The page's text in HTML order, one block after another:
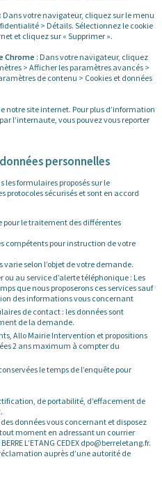
: Dans votre navigateur, cliquez sur le menu
> Détails. Sélectionnez le cookie
et cliquez sur « Supprimer ».
Chrome : Dans votre navigateur, cliquez
> Afficher les paramètres avancés >
de contenu > Cookies et données
notre site internet. Pour plus d’information
l’internaute, vous pouvez vous reporter
personnelles
les formulaires proposés sur le
protocoles sécurisés et sont en accord
pour le traitement des différentes
compétents pour instruction de votre
selon l’objet de votre demande.
au service d’alerte téléphonique : Les
que nous proposerons ces services sauf
des informations vous concernant
de contact : les données sont
de la demande.
Allo Mairie Intervention et propositions
2 ans maximum à compter du
le temps de l’enquête pour
de portabilité, d’effacement de
données vous concernant et disposez
moment en adressant un courrier
L’ETANG CEDEX dpo@berreletang.fr.
auprès d’une autorité de